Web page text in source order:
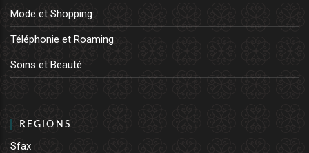
Mode et Shopping
Téléphonie et Roaming
Soins et Beauté
REGIONS
Sfax